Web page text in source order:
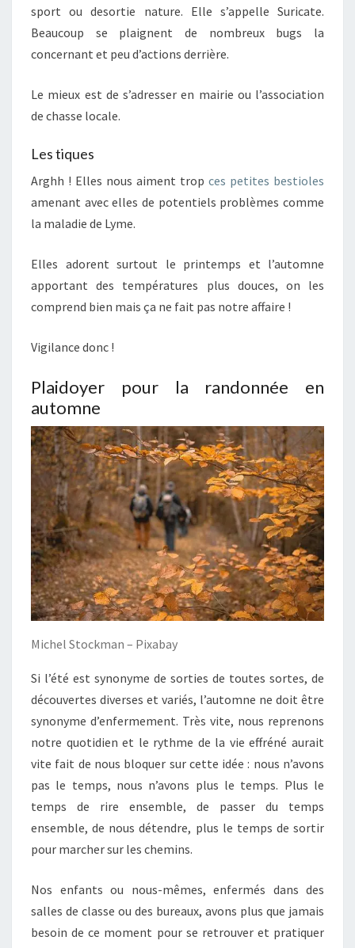
sport ou desortie nature. Elle s’appelle Suricate.
Beaucoup se plaignent de nombreux bugs la
concernant et peu d’actions derrière.
Le mieux est de s’adresser en mairie ou l’association
de chasse locale.
Les tiques
Arghh ! Elles nous aiment trop ces petites bestioles
amenant avec elles de potentiels problèmes comme
la maladie de Lyme.
Elles adorent surtout le printemps et l’automne
apportant des températures plus douces, on les
comprend bien mais ça ne fait pas notre affaire !
Vigilance donc !
Plaidoyer pour la randonnée en
automne
Michel Stockman – Pixabay
Si l’été est synonyme de sorties de toutes sortes, de
découvertes diverses et variés, l’automne ne doit être
synonyme d’enfermement. Très vite, nous reprenons
notre quotidien et le rythme de la vie effréné aurait
vite fait de nous bloquer sur cette idée : nous n’avons
pas le temps, nous n’avons plus le temps. Plus le
temps de rire ensemble, de passer du temps
ensemble, de nous détendre, plus le temps de sortir
pour marcher sur les chemins.
Nos enfants ou nous-mêmes, enfermés dans des
salles de classe ou des bureaux, avons plus que jamais
besoin de ce moment pour se retrouver et pratiquer